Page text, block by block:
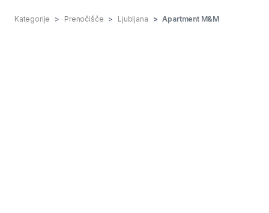
Kategorije Prenočišče Ljubljana Apartment M&M